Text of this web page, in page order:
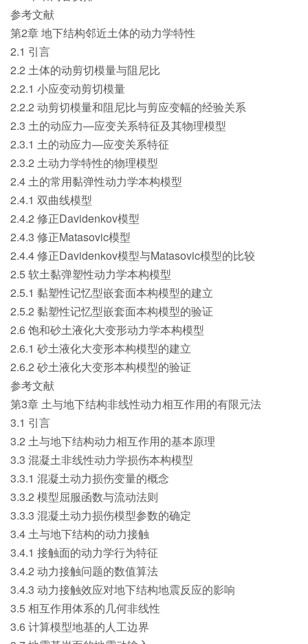
参考文献
第2章 地下结构邻近土体的动力学特性
2.1 引言
2.2 土体的动剪切模量与阻尼比
2.2.1 小应变动剪切模量
2.2.2 动剪切模量和阻尼比与剪应变幅的经验关系
2.3 土的动应力—应变关系特征及其物理模型
2.3.1 土的动应力—应变关系特征
2.3.2 土动力学特性的物理模型
2.4 土的常用黏弹性动力学本构模型
2.4.1 双曲线模型
2.4.2 修正Davidenkov模型
2.4.3 修正Matasovic模型
2.4.4 修正Davidenkov模型与Matasovic模型的比较
2.5 软土黏弹塑性动力学本构模型
2.5.1 黏塑性记忆型嵌套面本构模型的建立
2.5.2 黏塑性记忆型嵌套面本构模型的验证
2.6 饱和砂土液化大变形动力学本构模型
2.6.1 砂土液化大变形本构模型的建立
2.6.2 砂土液化大变形本构模型的验证
参考文献
第3章 土与地下结构非线性动力相互作用的有限元法
3.1 引言
3.2 土与地下结构动力相互作用的基本原理
3.3 混凝土非线性动力学损伤本构模型
3.3.1 混凝土动力损伤变量的概念
3.3.2 模型屈服函数与流动法则
3.3.3 混凝土动力损伤模型参数的确定
3.4 土与地下结构的动力接触
3.4.1 接触面的动力学行为特征
3.4.2 动力接触问题的数值算法
3.4.3 动力接触效应对地下结构地震反应的影响
3.5 相互作用体系的几何非线性
3.6 计算模型地基的人工边界